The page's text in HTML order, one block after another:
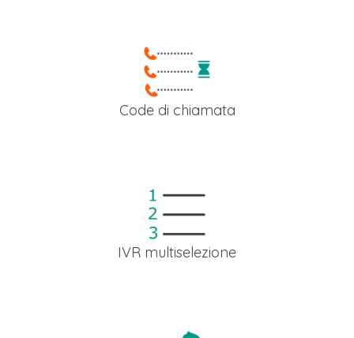
Code di chiamata
migliori sistemi telefonici.
IVR multiselezione